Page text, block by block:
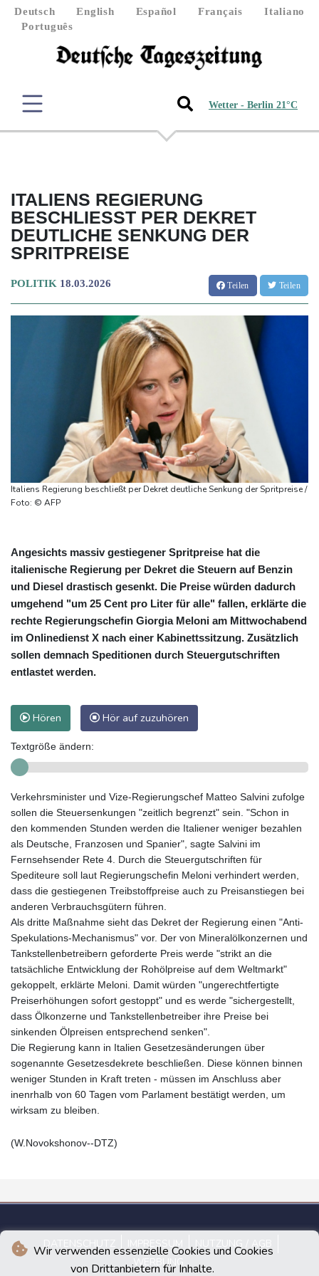
Wir verwenden essenzielle Cookies und Cookies
von Drittanbietern für Inhalte.
Deutsch English Español Français
Italiano
Português
Wetter - Berlin 21°C
ITALIENS REGIERUNG
BESCHLIESST PER DEKRET D
EUTLICHE SENKUNG DER S
PRITPREISE
POLITIK 18.03.2026 Teilen Teilen
Italiens Regierung beschließt per Dekret deutliche Senkung der Spritpreise /
Foto: © AFP
Angesichts massiv gestiegener Spritpreise hat die
italienische Regierung per Dekret die Steuern auf Benzin
und Diesel drastisch gesenkt. Die Preise würden dadurch
umgehend "um 25 Cent pro Liter für alle" fallen, erklärte die
rechte Regierungschefin Giorgia Meloni am Mittwochabend
im Onlinedienst X nach einer Kabinettssitzung. Zusätzlich
sollen demnach Speditionen durch Steuergutschriften
entlastet werden.
Hören Hör auf zuzuhören
Textgröße ändern:
Verkehrsminister und Vize-Regierungschef Matteo Salvini zufolge
sollen die Steuersenkungen "zeitlich begrenzt" sein. "Schon in
den kommenden Stunden werden die Italiener weniger bezahlen
als Deutsche, Franzosen und Spanier", sagte Salvini im
Fernsehsender Rete 4. Durch die Steuergutschriften für
Spediteure soll laut Regierungschefin Meloni verhindert werden,
dass die gestiegenen Treibstoffpreise auch zu Preisanstiegen bei
anderen Verbrauchsgütern führen.
Als dritte Maßnahme sieht das Dekret der Regierung einen "Anti-
Spekulations-Mechanismus" vor. Der von Mineralölkonzernen und
Tankstellenbetreibern geforderte Preis werde "strikt an die
tatsächliche Entwicklung der Rohölpreise auf dem Weltmarkt"
gekoppelt, erklärte Meloni. Damit würden "ungerechtfertigte
Preiserhöhungen sofort gestoppt" und es werde "sichergestellt,
dass Ölkonzerne und Tankstellenbetreiber ihre Preise bei
sinkenden Ölpreisen entsprechend senken".
Die Regierung kann in Italien Gesetzesänderungen über
sogenannte Gesetzesdekrete beschließen. Diese können binnen
weniger Stunden in Kraft treten - müssen im Anschluss aber
inenrhalb von 60 Tagen vom Parlament bestätigt werden, um
wirksam zu bleiben.
(W.Novokshonov--DTZ)
DATENSCHUTZ IMPRESSUM
NUTZUNG / AGB
WERBUNG